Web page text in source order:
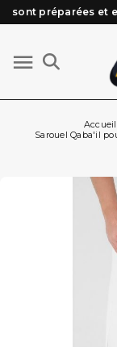
Besoin d'aide ?
Livraison offerte à
Les Commandes
Accueil
Sarouel Qaba'il